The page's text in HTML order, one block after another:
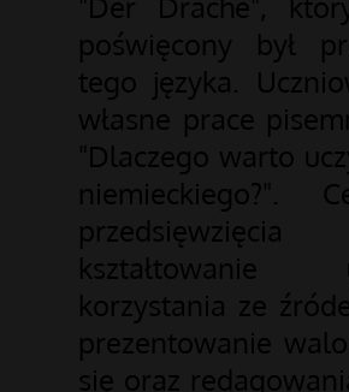
poświęcony był
tego języka.
własne prace
"Dlaczego warto
niemieckiego?".
kształtowanie
korzystania ze
prezentowanie
się oraz